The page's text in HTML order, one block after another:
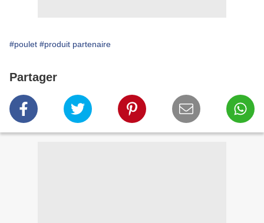
#poulet #produit partenaire
Partager